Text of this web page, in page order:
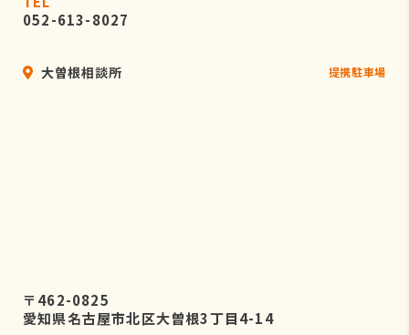
052-613-8027
大曽根相談所 提携駐車場
〒462-0825
愛知県名古屋市北区大曽根3丁目4-14